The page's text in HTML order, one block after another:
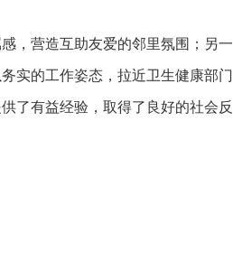
，营造互助友爱的邻里氛围；另一
实的工作姿态，拉近卫生健康部门
了有益经验，取得了良好的社会反